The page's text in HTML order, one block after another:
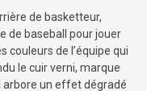
de basketteur,
de baseball pour jouer
couleurs de l’équipe qui
le cuir verni, marque
arbore un effet dégradé